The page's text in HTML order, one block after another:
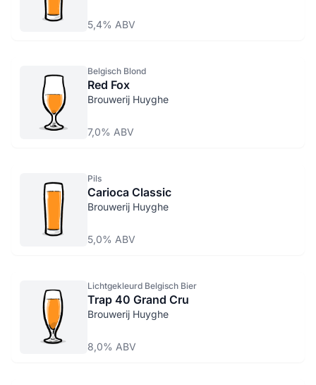
5,4% ABV
Belgisch Blond
Red Fox
Brouwerij Huyghe
7,0% ABV
Pils
Carioca Classic
Brouwerij Huyghe
5,0% ABV
Lichtgekleurd Belgisch Bier
Trap 40 Grand Cru
Brouwerij Huyghe
8,0% ABV